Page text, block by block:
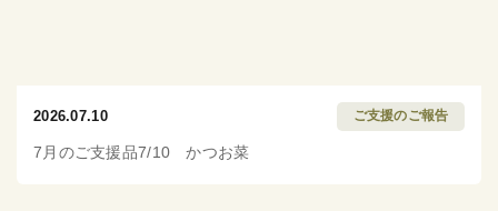
2026.07.10 ご支援のご報告
7月のご支援品7/10 かつお菜